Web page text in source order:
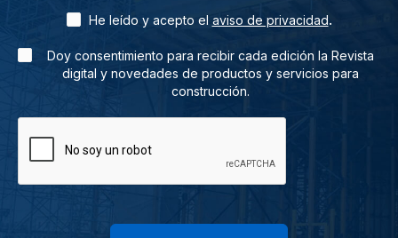
He leído y acepto el aviso de privacidad.
Doy consentimiento para recibir cada edición la Revista
digital y novedades de productos y servicios para
construcción.